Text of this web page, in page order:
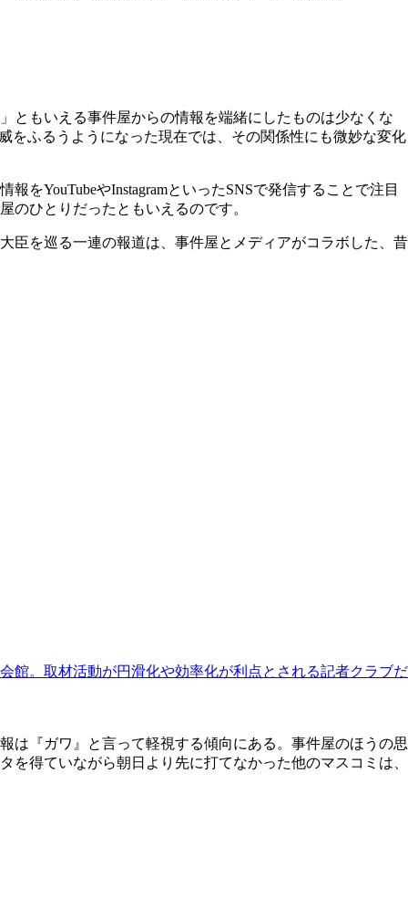
ともいえる事件屋からの情報を端緒にしたものは少なくな
をふるうようになった現在では、その関係性にも微妙な変化
をYouTubeやInstagramといったSNSで発信することで注目
のひとりだったともいえるのです。
臣を巡る一連の報道は、事件屋とメディアがコラボした、昔
館。取材活動が円滑化や効率化が利点とされる記者クラブだ
は『ガワ』と言って軽視する傾向にある。事件屋のほうの思
得ていながら朝日より先に打てなかった他のマスコミは、